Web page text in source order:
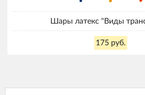
Шары латекс "Виды
175 руб.